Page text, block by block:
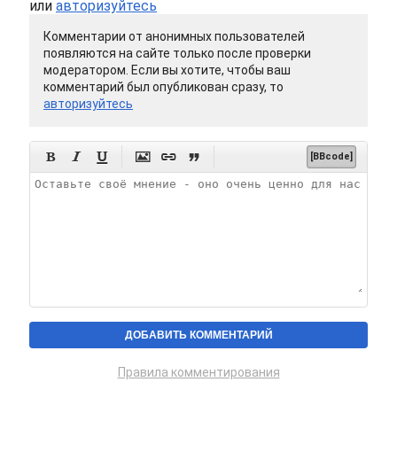
или авторизуйтесь
Комментарии от анонимных пользователей
появляются на сайте только после проверки
модератором. Если вы хотите, чтобы ваш
комментарий был опубликован сразу, то
авторизуйтесь
      [BBcode]
Правила комментирования